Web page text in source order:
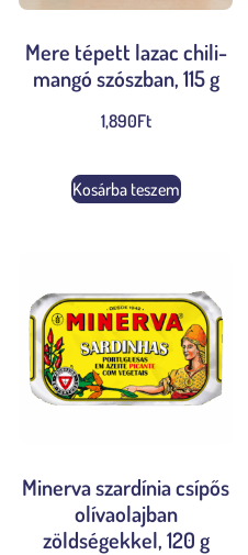
Mere tépett lazac chili-
mangó szószban, 115 g
1,890Ft
Kosárba teszem
Minerva szardínia csípős
olívaolajban
zöldségekkel, 120 g